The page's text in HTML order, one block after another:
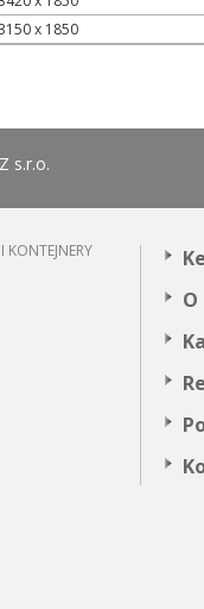
x 1850
s.r.o.
KONTEJNERY